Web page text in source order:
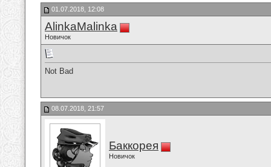
01.07.2018, 12:08
AlinkaMalinka
Новичок
Not Bad
08.07.2018, 21:57
Баккорея
Новичок